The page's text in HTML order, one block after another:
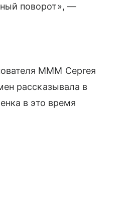
поворот», —
МММ Сергея
рассказывала в
в это время